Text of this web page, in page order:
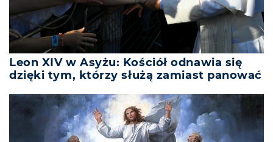
Leon XIV w Asyżu: Kościół odnawia się
dzięki tym, którzy służą zamiast panować